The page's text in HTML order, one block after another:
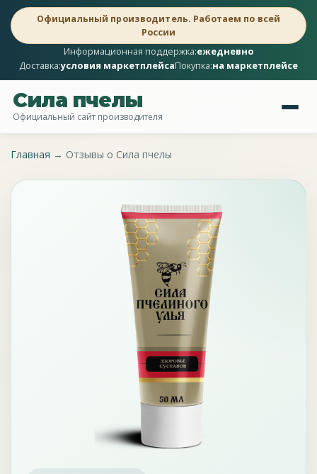
Официальный производитель. Работаем по всей
России
Информационная поддержка:ежедневно
Доставка:условия маркетплейсаПокупка:на маркетплейсе
Сила пчелы
Официальный сайт производителя
Главная → Отзывы о Сила пчелы